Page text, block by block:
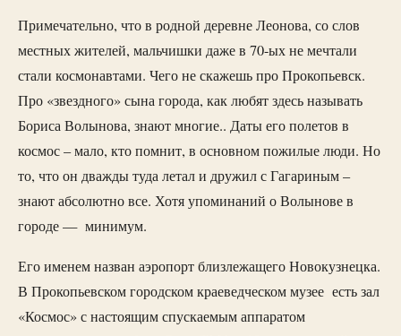
Примечательно, что в родной деревне Леонова, со слов
местных жителей, мальчишки даже в 70-ых не мечтали
стали космонавтами. Чего не скажешь про Прокопьевск.
Про «звездного» сына города, как любят здесь называть
Бориса Волынова, знают многие.. Даты его полетов в
космос – мало, кто помнит, в основном пожилые люди. Но
то, что он дважды туда летал и дружил с Гагариным –
знают абсолютно все. Хотя упоминаний о Волынове в
городе — минимум.
Его именем назван аэропорт близлежащего Новокузнецка.
В Прокопьевском городском краеведческом музее есть зал
«Космос» с настоящим спускаемым аппаратом